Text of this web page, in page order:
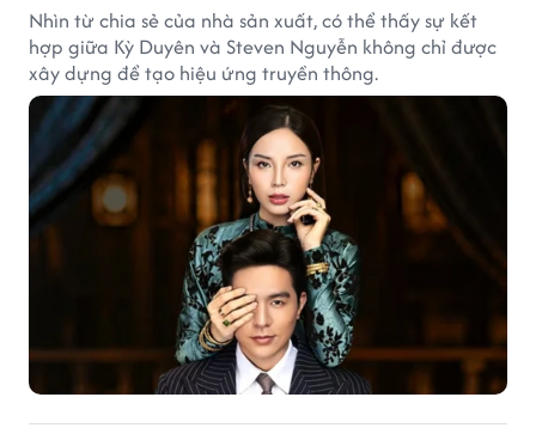
Nhìn từ chia sẻ của nhà sản xuất, có thể thấy sự kết
hợp giữa Kỳ Duyên và Steven Nguyễn không chỉ được
xây dựng để tạo hiệu ứng truyền thông.